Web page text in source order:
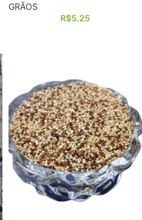
GRÃOS
R$5.25